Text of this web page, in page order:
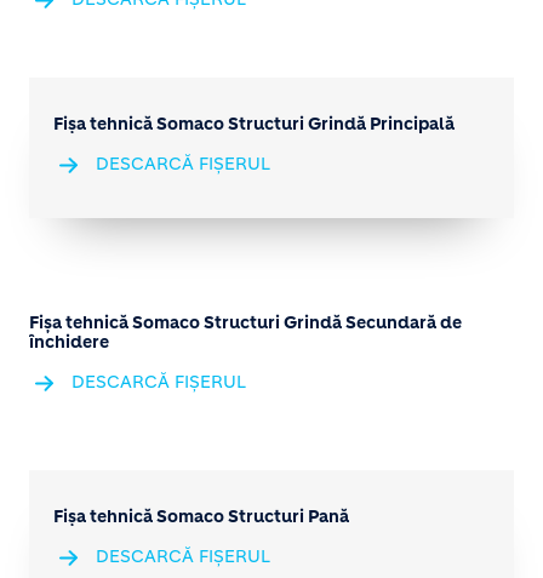
Fișa tehnică Somaco Structuri Grindă Principală
DESCARCĂ FIȘERUL
Fișa tehnică Somaco Structuri Grindă Secundară de
închidere
DESCARCĂ FIȘERUL
Fișa tehnică Somaco Structuri Pană
DESCARCĂ FIȘERUL